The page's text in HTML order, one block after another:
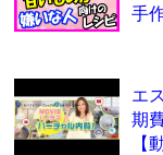
手
エ
期
【